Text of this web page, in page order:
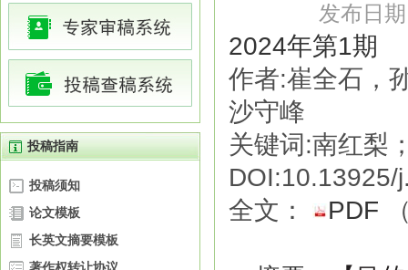
投稿指南
投稿须知
论文模板
长英文摘要模板
发布日
2024年第1期
作者:崔全石，
沙守峰
关键词:南红梨
DOI:10.13925/
全文：
PDF